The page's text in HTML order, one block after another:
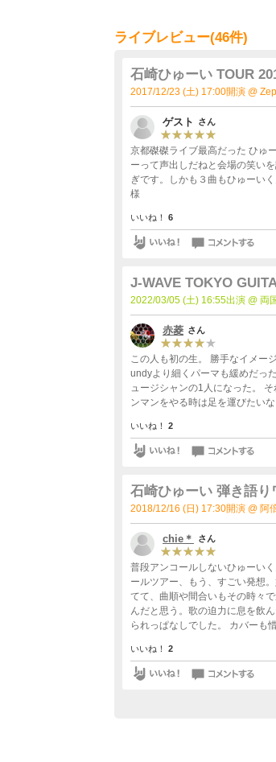
ライブレビュー(46件)
石崎ひゅーい TOUR
2017/12/23 (土) 17:00開演 @
ゲスト さん
京都磔磔ライブ最高だった ひゅ
ーって声出しだねと会場の笑い
ぎです。しかも３曲もひゅーい
様
いいね！ 6
J-WAVE TOKYO
2022/03/05 (土) 16:55出演 @ 両
赤菱 さん
この人も初の生。 勝手なイメー
undyより細くパーマも緩めだった。 この人も声量があって、ステージ狭しと動き回っていて、ワンマンで観て
ュージシャンの1人になった。
ンマンをやる時は足を運びたいな
いいね！ 2
石崎ひゅーい 弾き語り
2018/12/16 (日) 17:30開演 @ 阿
chie＊ さん
普段アンコールしないひゅーい
ールツアー、もう、すごい発想。嬉しい ピリオドツアーのすぐ後なんだけど、 曲のアレンジがほ
てて、曲順や間合いもその時々
んだと思う。歌の迫力に息を飲
られっぱなしでした。 カバーも
になってたと思います。 体一つ
いくんの音楽でいっぱいに満た
け、ファイナルのバンドでのラ
いいね！ 2